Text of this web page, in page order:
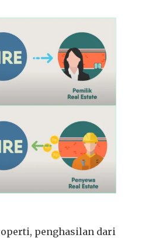
penghasilan dari